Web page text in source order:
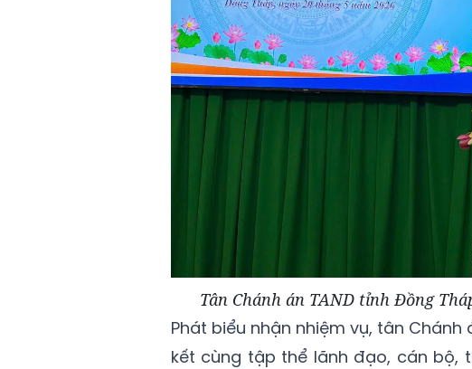
Tân Chánh án TAND tỉnh Đồng
Phát biểu nhận nhiệm vụ, tân Chánh
kết cùng tập thể lãnh đạo, cán bộ,